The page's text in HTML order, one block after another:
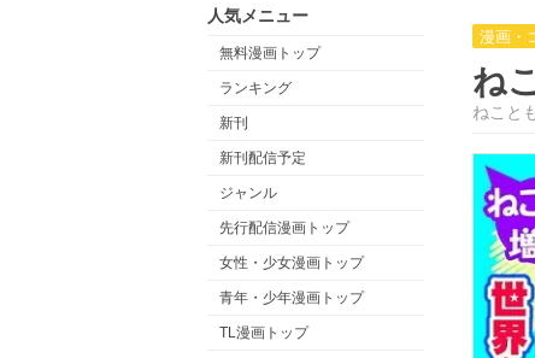
人気メニュー
無料漫画トップ
ランキング
新刊
新刊配信予定
ジャンル
先行配信漫画トップ
女性・少女漫画トップ
青年・少年漫画トップ
TL漫画トップ
漫画・
ね
ねこと